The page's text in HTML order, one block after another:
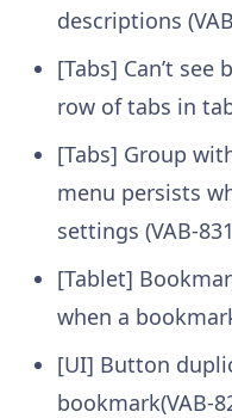
descriptions
[Tabs] Can’t
row of tabs in
[Tabs] Group
menu persists
settings (VAB-
[Tablet]
when a
[UI] Button
bookmark(VAB-